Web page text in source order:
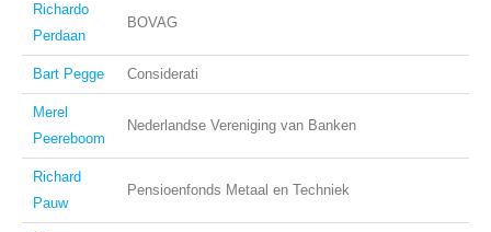
Richardo
Perdaan
BOVAG
Bart Pegge Considerati
Merel
Peereboom
Nederlandse Vereniging van Banken
Richard
Pauw
Pensioenfonds Metaal en Techniek